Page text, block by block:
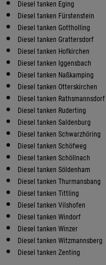
Diesel tanken Eging
Diesel tanken Fürstenstein
Diesel tanken Gottholling
Diesel tanken Grattersdorf
Diesel tanken Hofkirchen
Diesel tanken Iggensbach
Diesel tanken Naßkamping
Diesel tanken Otterskirchen
Diesel tanken Rathsmannsdorf
Diesel tanken Ruderting
Diesel tanken Saldenburg
Diesel tanken Schwarzhöring
Diesel tanken Schöfweg
Diesel tanken Schöllnach
Diesel tanken Söldenham
Diesel tanken Thurmansbang
Diesel tanken Tittling
Diesel tanken Vilshofen
Diesel tanken Windorf
Diesel tanken Winzer
Diesel tanken Witzmannsberg
Diesel tanken Zenting